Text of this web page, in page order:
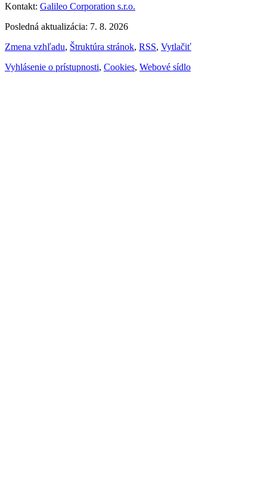
Kontakt: Galileo Corporation s.r.o.
Posledná aktualizácia: 7. 8. 2026
Zmena vzhľadu, Štruktúra stránok, RSS, Vytlačiť
Vyhlásenie o prístupnosti, Cookies, Webové sídlo